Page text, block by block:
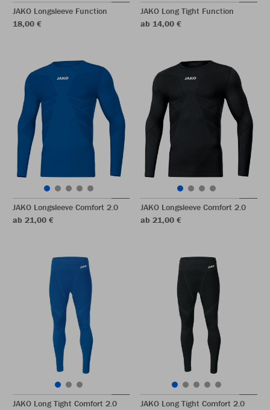
JAKO Longsleeve Function
18,00 €
JAKO Long Tight Function
ab 14,00 €
JAKO Longsleeve Comfort 2.0
ab 21,00 €
JAKO Longsleeve Comfort 2.0
ab 21,00 €
JAKO Long Tight Comfort 2.0
JAKO Long Tight Comfort 2.0